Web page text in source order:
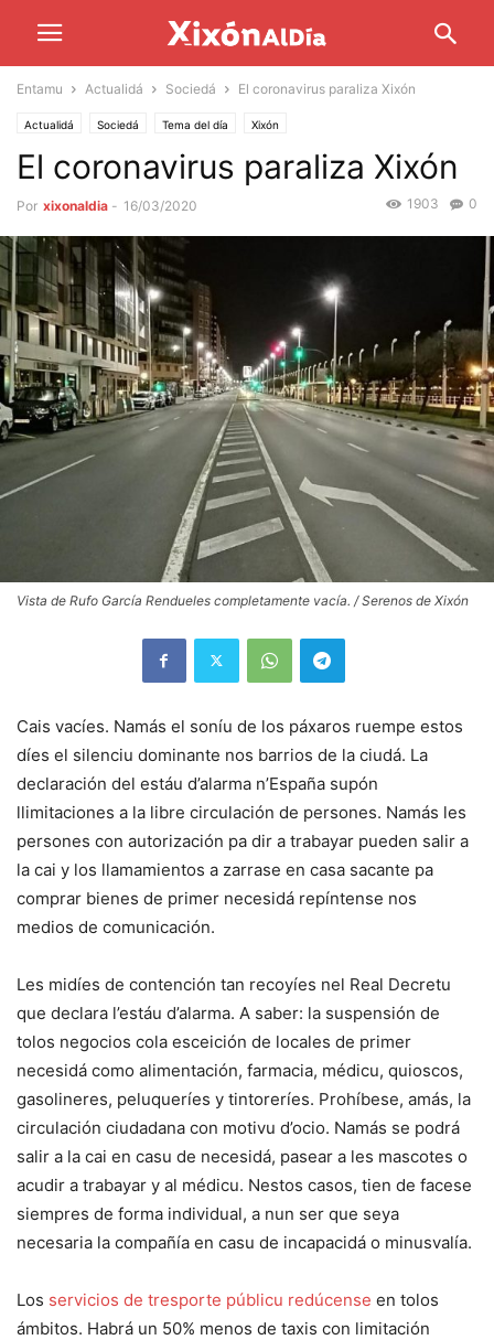
Entamu Actualidá Sociedá El coronavirus paraliza Xixón
Actualidá Sociedá Tema del día Xixón
El coronavirus paraliza Xixón
Por xixonaldia - 16/03/2020 0
1903
Vista de Rufo García Rendueles completamente vacía. / Serenos de Xixón
Cais vacíes. Namás el soníu de los páxaros ruempe estos
díes el silenciu dominante nos barrios de la ciudá. La
declaración del estáu d’alarma n’España supón
llimitaciones a la libre circulación de persones. Namás les
persones con autorización pa dir a trabayar pueden salir a
la cai y los llamamientos a zarrase en casa sacante pa
comprar bienes de primer necesidá repíntense nos
medios de comunicación.
Les midíes de contención tan recoyíes nel Real Decretu
que declara l’estáu d’alarma. A saber: la suspensión de
tolos negocios cola esceición de locales de primer
necesidá como alimentación, farmacia, médicu, quioscos,
gasolineres, peluqueríes y tintoreríes. Prohíbese, amás, la
circulación ciudadana con motivu d’ocio. Namás se podrá
salir a la cai en casu de necesidá, pasear a les mascotes o
acudir a trabayar y al médicu. Nestos casos, tien de facese
siempres de forma individual, a nun ser que seya
necesaria la compañía en casu de incapacidá o minusvalía.
Los servicios de tresporte públicu redúcense en tolos
ámbitos. Habrá un 50% menos de taxis con limitación